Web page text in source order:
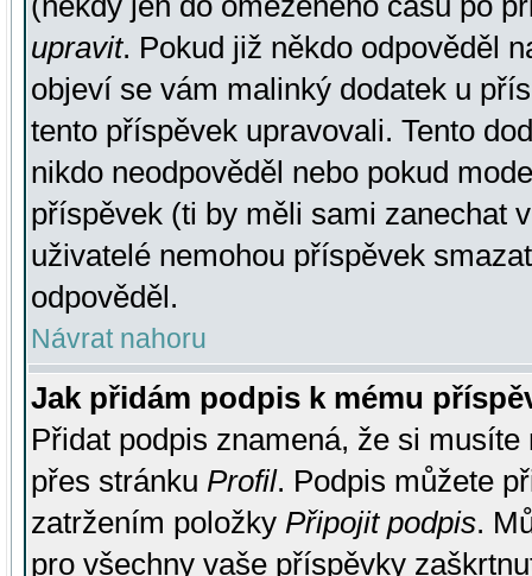
upravit. Pokud již někdo odpověděl
objeví se vám malinký dodatek u
tento příspěvek upravovali. Tento
nikdo neodpověděl nebo pokud
příspěvek (ti by měli sami zanechat
uživatelé nemohou příspěvek
odpověděl.
Návrat nahoru
Jak přidám podpis k mému
Přidat podpis znamená, že si
přes stránku Profil. Podpis můžete
zatržením položky Připojit podpis.
pro všechny vaše příspěvky